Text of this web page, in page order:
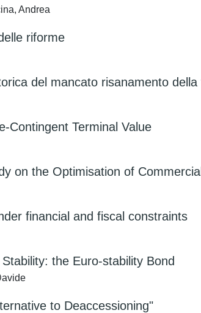
Andrea
riforme
del mancato risanamento
Contingent Terminal Value
on the Optimisation of
financial and fiscal constraints
the Euro-stability Bond
to Deaccessioning"